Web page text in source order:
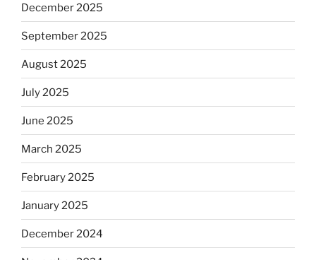
December 2025
September 2025
August 2025
July 2025
June 2025
March 2025
February 2025
January 2025
December 2024